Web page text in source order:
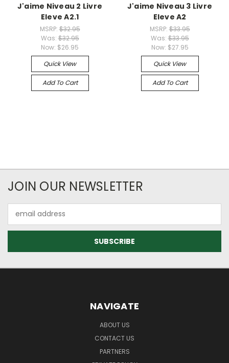
J'aime Niveau 2 Livre
Eleve A2.1
MSRP:$32.95
Was:$32.95
Now: $26.95
Quick View
Add To Cart
J'aime Niveau 3 Livre
Eleve A2
MSRP:$33.95
Was:$33.95
Now: $27.95
Quick View
Add To Cart
JOIN OUR NEWSLETTER
Address
NAVIGATE
ABOUT US
CONTACT US
PARTNERS